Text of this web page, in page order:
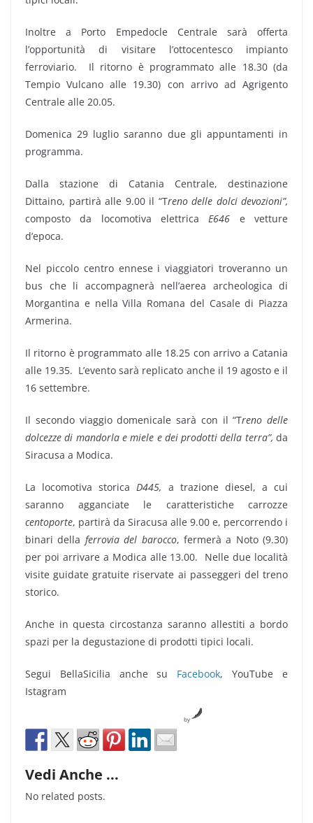
Inoltre a Porto Empedocle Centrale sarà offerta
l’opportunità di visitare l’ottocentesco impianto
ferroviario. Il ritorno è programmato alle 18.30 (da
Tempio Vulcano alle 19.30) con arrivo ad Agrigento
Centrale alle 20.05.
Domenica 29 luglio saranno due gli appuntamenti in
programma.
Dalla stazione di Catania Centrale, destinazione
Dittaino, partirà alle 9.00 il “Treno delle dolci devozioni”,
composto da locomotiva elettricaE646 e vetture
d’epoca.
Nel piccolo centro ennese i viaggiatori troveranno un
bus che li accompagnerà nell’aerea archeologica di
Morgantina e nella Villa Romana del Casale di Piazza
Armerina.
Il ritorno è programmato alle 18.25 con arrivo a Catania
alle 19.35. L’evento sarà replicato anche il 19 agosto e il
16 settembre.
Il secondo viaggio domenicale sarà con il “Treno delle
dolcezze di mandorla e miele e dei prodotti della terra”, da
Siracusa a Modica.
La locomotiva storicaD445, a trazione diesel, a cui
saranno agganciate le caratteristiche carrozze
centoporte, partirà da Siracusa alle 9.00 e, percorrendo i
binari della ferrovia del barocco, fermerà a Noto (9.30)
per poi arrivare a Modica alle 13.00. Nelle due località
visite guidate gratuite riservate ai passeggeri del treno
storico.
Anche in questa circostanza saranno allestiti a bordo
spazi per la degustazione di prodotti tipici locali.
Segui BellaSicilia anche su Facebook, YouTube e
Istagram
by
Vedi Anche ...
No related posts.